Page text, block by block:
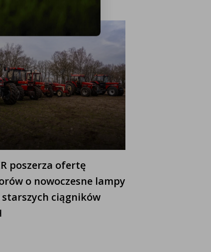
poszerza ofertę
o nowoczesne lampy
starszych ciągników